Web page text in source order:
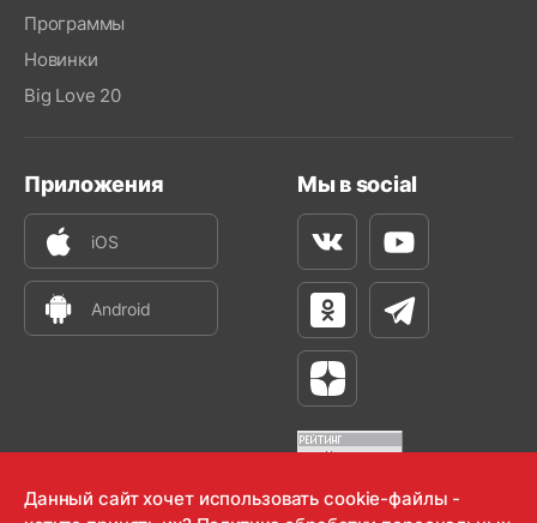
Программы
Новинки
Big Love 20
Приложения
iOS
Android
Мы в social
ВконтактеYoutube
Одноклассники
Телеграм
Яндекс Дзен
Данный сайт хочет использовать cookie-файлы -